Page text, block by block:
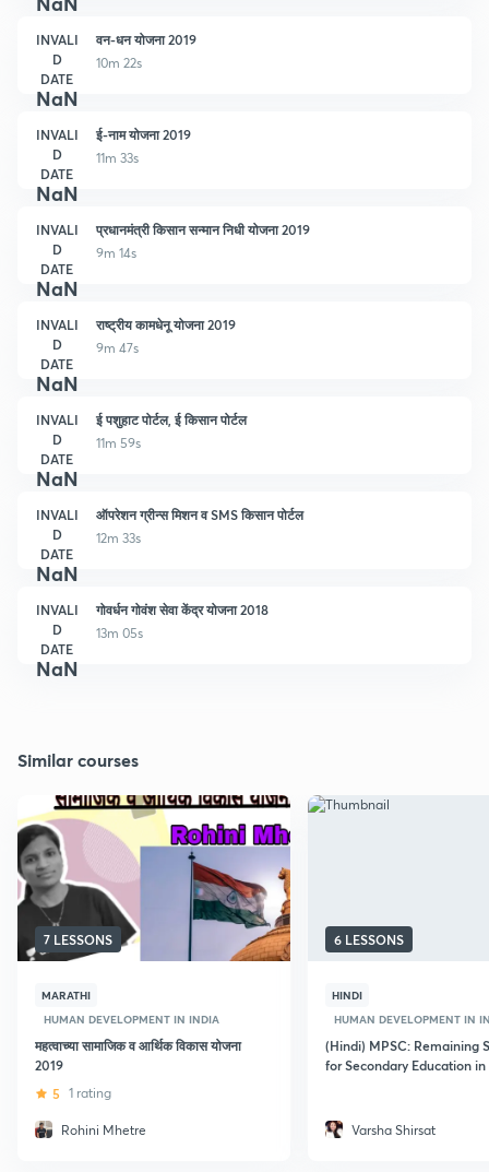
INVALI
D
DATE
NaN
वन-धन योजना 2019
10m 22s
INVALI
D
DATE
NaN
ई-नाम योजना 2019
11m 33s
INVALI
D
DATE
NaN
प्रधानमंत्री किसान सन्मान निधी योजना 2019
9m 14s
INVALI
D
DATE
NaN
राष्ट्रीय कामधेनू योजना 2019
9m 47s
INVALI
D
DATE
NaN
ई पशुहाट पोर्टल, ई किसान पोर्टल
11m 59s
INVALI
D
DATE
NaN
ऑपरेशन ग्रीन्स मिशन व SMS किसान पोर्टल
12m 33s
INVALI
D
DATE
NaN
गोवर्धन गोवंश सेवा केंद्र योजना 2018
13m 05s
Similar courses
7 LESSONS
MARATHI
HUMAN DEVELOPMENT IN INDIA
महत्वाच्या सामाजिक व आर्थिक विकास योजना
2019
5 1 rating
Rohini Mhetre
6 LESSONS
HINDI
HUMAN DEVELOPMENT IN
(Hindi) MPSC: Remaining
for Secondary Education
Varsha Shirsat